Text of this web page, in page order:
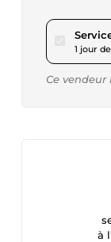
1 jour
Ce vendeur
à